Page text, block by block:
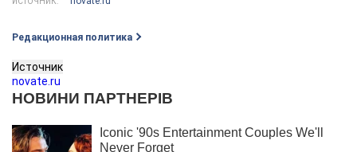
Редакционная политика
Источник
novate.ru